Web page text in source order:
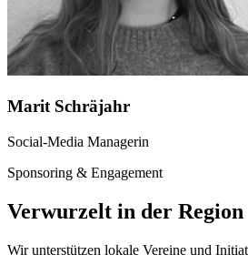
Marit Schräjahr
Social-Media Managerin
Sponsoring & Engagement
Verwurzelt in der Region
Wir unterstützen lokale Vereine und